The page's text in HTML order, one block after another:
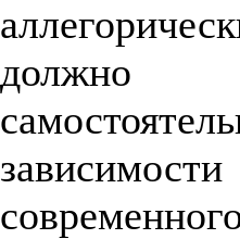
должно